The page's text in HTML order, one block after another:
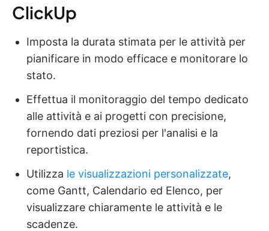
ClickUp
Imposta la durata stimata per le attività per
pianificare in modo efficace e monitorare lo
stato.
Effettua il monitoraggio del tempo dedicato
alle attività e ai progetti con precisione,
fornendo dati preziosi per l'analisi e la
reportistica.
Utilizza le visualizzazioni personalizzate,
come Gantt, Calendario ed Elenco, per
visualizzare chiaramente le attività e le
scadenze.